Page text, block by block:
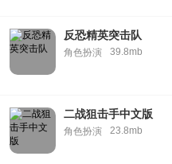
反恐精英突击队
角色扮演 39.8mb
二战狙击手中文版
角色扮演 23.8mb